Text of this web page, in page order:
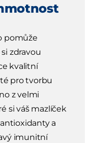
pomůže
zdravou
kvalitní
pro tvorbu
z velmi
si váš mazlíček
a
imunitní